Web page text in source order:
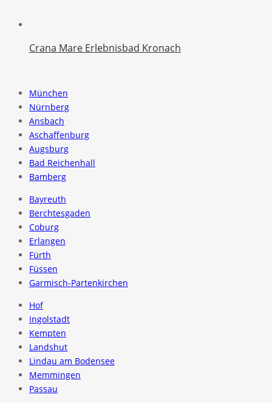
Crana Mare Erlebnisbad Kronach
München
Nürnberg
Ansbach
Aschaffenburg
Augsburg
Bad Reichenhall
Bamberg
Bayreuth
Berchtesgaden
Coburg
Erlangen
Fürth
Füssen
Garmisch-Partenkirchen
Hof
Ingolstadt
Kempten
Landshut
Lindau am Bodensee
Memmingen
Passau